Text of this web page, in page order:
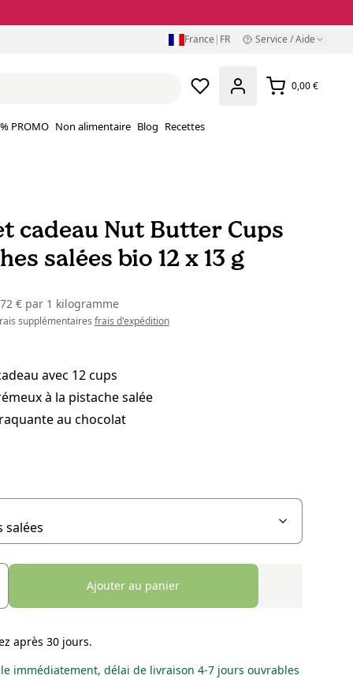
France | FR Service / Aide
0,00 €
% PROMO Non alimentaire Blog Recettes
cadeau Nut Butter Cups
salées bio 12 x 13 g
€ par1 kilogramme
supplémentaires frais d'expédition
avec 12 cups
à la pistache salée
au chocolat
Ajouter au panier
après 30 jours.
immédiatement, délai de livraison 4-7 jours ouvrables